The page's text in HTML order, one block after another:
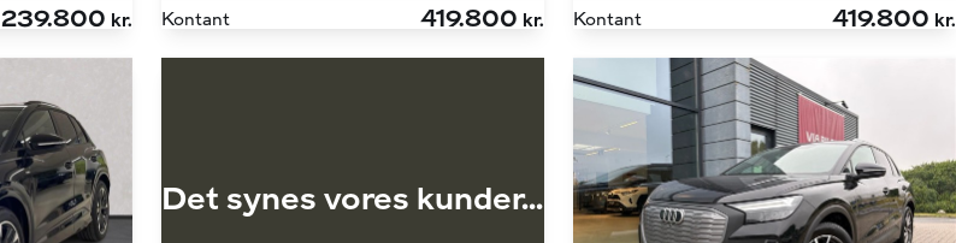
239.800 kr.
Kontant
419.800 kr.
Kontant
419.800 kr.
Det synes vores kunder...